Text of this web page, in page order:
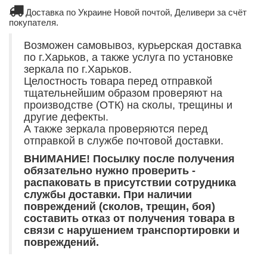
Доставка по Украине Новой почтой, Деливери за счёт
покупателя.
Возможен самовывоз, курьерская доставка
по г.Харьков, а также услуга по установке
зеркала по г.Харьков.
Целостность товара перед отправкой
тщательнейшим образом проверяют на
производстве (ОТК) на сколы, трещины и
другие дефекты.
А также зеркала проверяются перед
отправкой в службе почтовой доставки.
ВНИМАНИЕ! Посылку после получения
обязательно нужно проверить -
распаковать в присутствии сотрудника
службы доставки. При наличии
повреждений (сколов, трещин, боя)
составить отказ от получения товара в
связи с нарушением транспортировки и
повреждений.